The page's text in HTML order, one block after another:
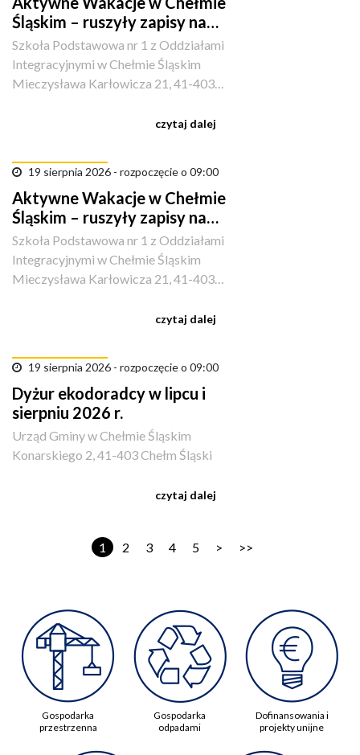
Śląskim – ruszyły zapisy na
sportowe półkolonie!
Szkoła Podstawowa nr 1 z Oddziałami
Integracyjnymi w Chełmie Śląskim
Mieczysława Karłowicza 21, 41-403
czytaj dalej
19 sierpnia 2026 - rozpoczęcie o 09:00
Aktywne Wakacje w Chełmie
Śląskim – ruszyły zapisy na
sportowe półkolonie!
Szkoła Podstawowa nr 1 z Oddziałami
Integracyjnymi w Chełmie Śląskim
Mieczysława Karłowicza 21, 41-403
czytaj dalej
19 sierpnia 2026 - rozpoczęcie o 09:00
Dyżur ekodoradcy w lipcu i
sierpniu 2026 r.
Urząd Gminy w Chełmie Śląskim
Konarskiego 2, 41-403 Chełm Śląski
czytaj dalej
1 2 3 4 5 > >>
Gospodarka
przestrzenna
Gospodarka
odpadami
Dofinansowania i
projekty unijne